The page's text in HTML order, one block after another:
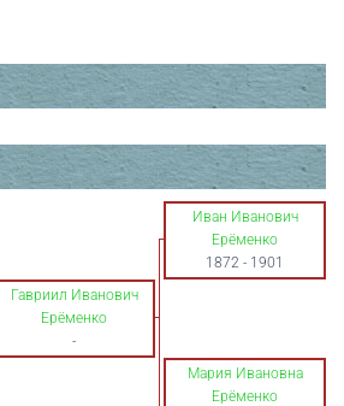
Иван Иванович
Ерёменко
1872 - 1901
Гавриил Иванович
Ерёменко
-
Мария Ивановна
Ерёменко